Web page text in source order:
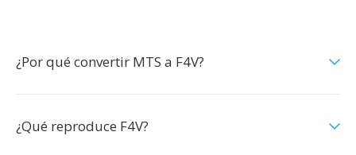
¿Por qué convertir MTS a F4V?
¿Qué reproduce F4V?